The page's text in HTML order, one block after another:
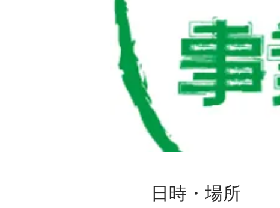
日時・場所